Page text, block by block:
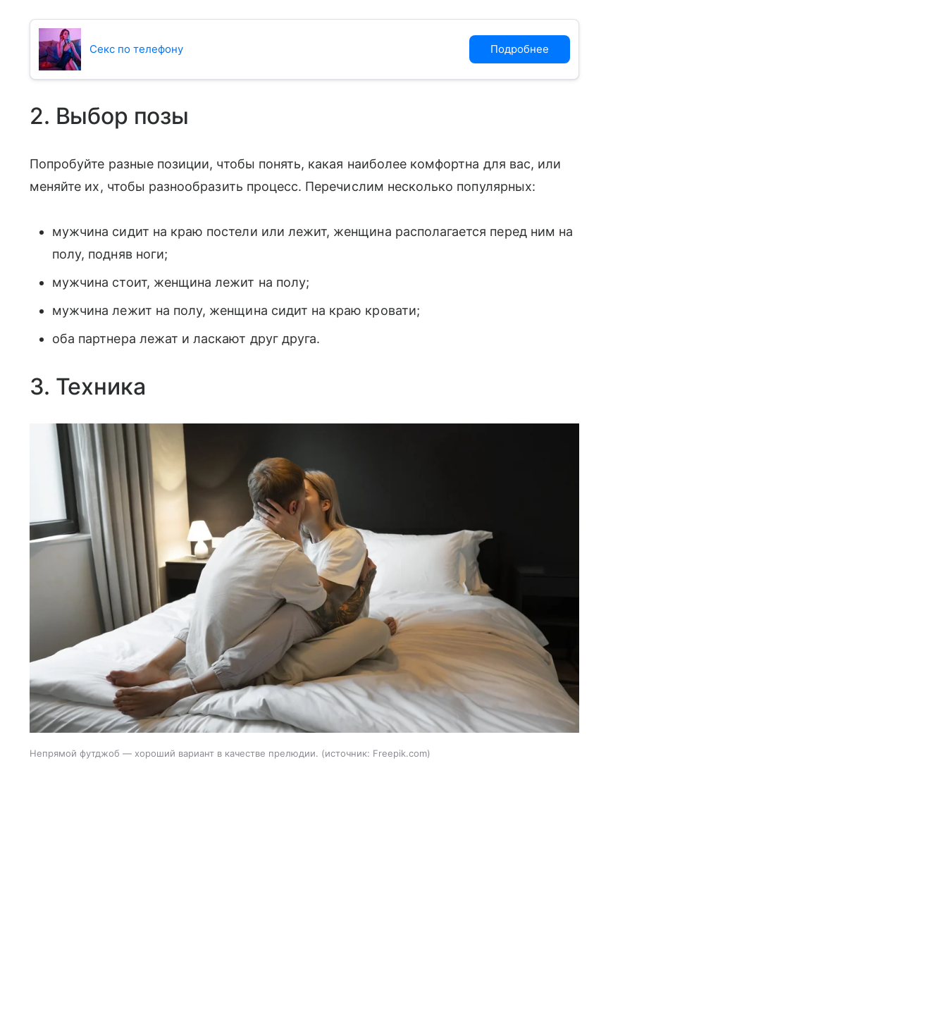
Секс по телефону Подробнее
2. Выбор позы
Попробуйте разные позиции, чтобы понять, какая наиболее комфортна для вас, или
меняйте их, чтобы разнообразить процесс. Перечислим несколько популярных:
мужчина сидит на краю постели или лежит, женщина располагается перед ним на
полу, подняв ноги;
мужчина стоит, женщина лежит на полу;
мужчина лежит на полу, женщина сидит на краю кровати;
оба партнера лежат и ласкают друг друга.
3. Техника
Непрямой футджоб — хороший вариант в качестве прелюдии. источник: Freepik.com